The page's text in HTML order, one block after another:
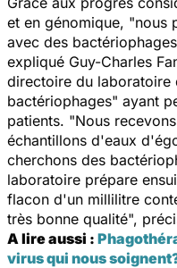
et en génomique, "nous
avec des
expliqué Guy-Charles
directoire du
bactériophages" ayant
patients. "Nous
échantillons d'eaux
cherchons des
laboratoire prépare
flacon d'un millilitre
très bonne qualité",
A lire aussi :
virus qui nous